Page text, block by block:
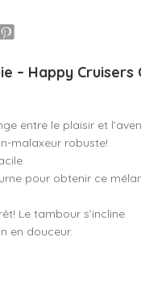
– Happy Cruisers
entre le plaisir et
malaxeur robuste!
pour obtenir ce
Le tambour s’incline
en douceur.